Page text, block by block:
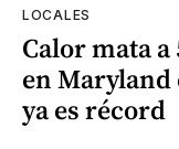
LOCALES
Calor mata a
en Maryland
ya es récord